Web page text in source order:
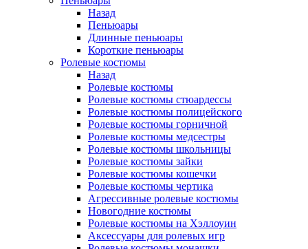
Назад
Пеньюары
Длинные пеньюары
Короткие пеньюары
Ролевые костюмы
Назад
Ролевые костюмы
Ролевые костюмы стюардессы
Ролевые костюмы полицейского
Ролевые костюмы горничной
Ролевые костюмы медсестры
Ролевые костюмы школьницы
Ролевые костюмы зайки
Ролевые костюмы кошечки
Ролевые костюмы чертика
Агрессивные ролевые костюмы
Новогодние костюмы
Ролевые костюмы на Хэллоуин
Аксессуары для ролевых игр